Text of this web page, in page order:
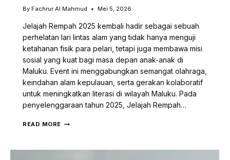
By Fachrur Al Mahmud Mei 5, 2026
Jelajah Rempah 2025 kembali hadir sebagai sebuah
perhelatan lari lintas alam yang tidak hanya menguji
ketahanan fisik para pelari, tetapi juga membawa misi
sosial yang kuat bagi masa depan anak-anak di
Maluku. Event ini menggabungkan semangat olahraga,
keindahan alam kepulauan, serta gerakan kolaboratif
untuk meningkatkan literasi di wilayah Maluku. Pada
penyelenggaraan tahun 2025, Jelajah Rempah…
READ MORE JELAJAH